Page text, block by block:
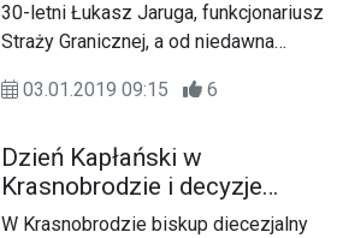
30-letni Łukasz Jaruga, funkcjonariusz
Straży Granicznej, a od niedawna
dowiedział się, że ma nowotwór
nieoperacyjny.
03.01.2019 09:15 6
Dzień Kapłański w
Krasnobrodzie i decyzje
personalne
W Krasnobrodzie biskup diecezjalny